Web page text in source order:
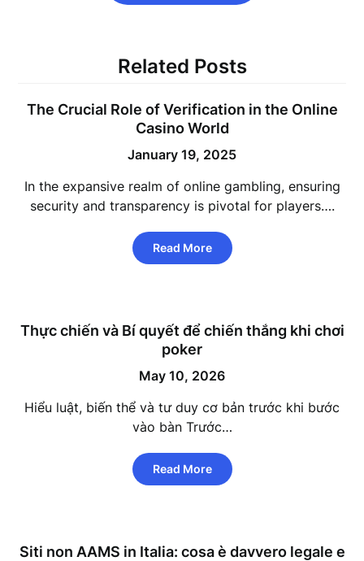
Related Posts
The Crucial Role of Verification in the Online
Casino World
January 19, 2025
In the expansive realm of online gambling, ensuring
security and transparency is pivotal for players….
Read More
Thực chiến và Bí quyết để chiến thắng khi chơi
poker
May 10, 2026
Hiểu luật, biến thể và tư duy cơ bản trước khi bước
vào bàn Trước…
Read More
Siti non AAMS in Italia: cosa è davvero legale e